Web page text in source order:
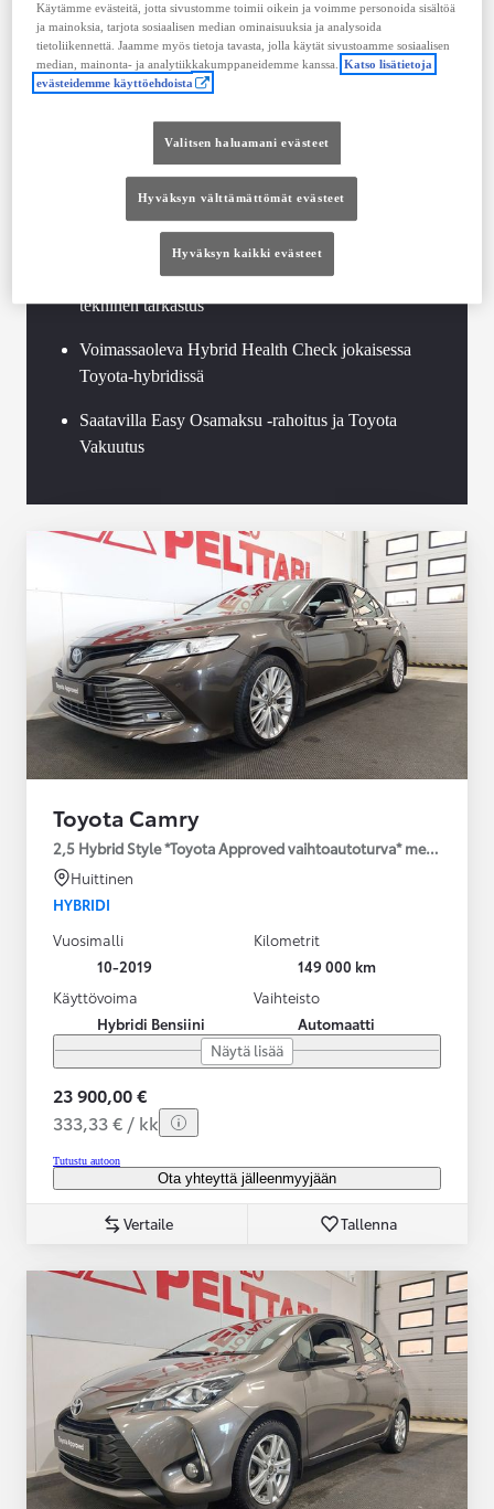
enintään 185 000 km)
12 kuukauden veloitukseton Turva
suorittamalla jopa 10 vuoden ikään tai yli 200 000
kilometriin saakka
Valitse huoltosopimus ja huolehdit Turvan
jatkumisesta
Toyota-standardien mukaan toteutettu vaihtoauton
tekninen tarkastus
Voimassaoleva Hybrid Health Check jokaisessa
Toyota-hybridissä
Saatavilla Easy Osamaksu -rahoitus ja Toyota
Vakuutus
Toyota Camry
2,5 Hybrid Style *Toyota Approved vaihtoautoturva*
Huittinen
HYBRIDI
Vuosimalli
10-2019
Kilometrit
149 000 km
Käyttövoima
Hybridi Bensiini
Vaihteisto
Automaatti
Näytä lisää
23 900,00 €
333,33 € / kk
Tutustu autoon
Ota yhteyttä jälleenmyyjään
Vertaile Tallenna
Käytämme evästeitä, jotta sivustomme toimii oikein ja voimme personoida sisältöä
ja mainoksia, tarjota sosiaalisen median ominaisuuksia ja analysoida
tietoliikennettä. Jaamme myös tietoja tavasta, jolla käytät sivustoamme sosiaalisen
median, mainonta- ja analytiikkakumppaneidemme kanssa.
Katso lisätietoja
evästeidemme käyttöehdoista
Valitsen haluamani evästeet
Hyväksyn välttämättömät evästeet
Hyväksyn kaikki evästeet